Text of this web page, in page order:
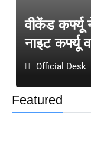
Featured
वीकेंड कर्फ्यू
नाइट कर्फ्यू
Official Desk